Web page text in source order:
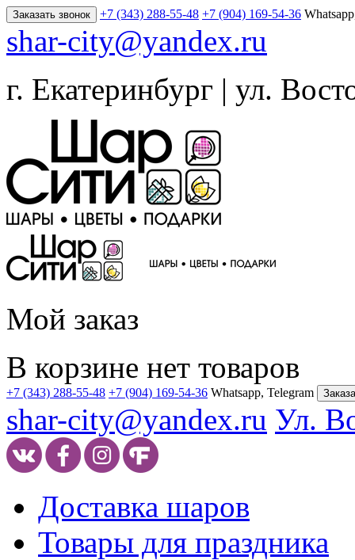
Заказать звонок +7 (343) 288-55-48 +7 (904) 169-54-36
shar-city@yandex.ru
г. Екатеринбург | ул.
Мой заказ
В корзине нет товаров
+7 (343) 288-55-48 +7 (904) 169-54-36 Whatsapp, Telegram
shar-city@yandex.ru Ул.
Доставка шаров
Товары для праздника